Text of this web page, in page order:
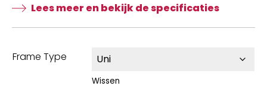
Lees meer en bekijk de specificaties
Frame Type
Wissen